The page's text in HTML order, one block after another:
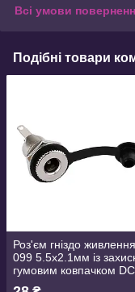
Всі умови
Подібні товари
Роз'єм гніздо
099 5.5x2.1мм із
гумовим ковпачком DC